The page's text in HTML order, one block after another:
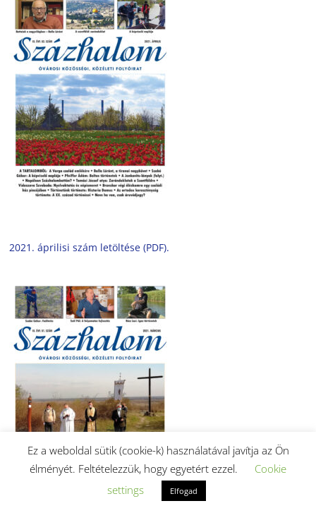
2021. áprilisi szám letöltése (PDF).
Ez a weboldal sütik (cookie-k) használatával javítja az Ön
élményét. Feltételezzük, hogy egyetért ezzel.
Cookie
settings
Elfogad